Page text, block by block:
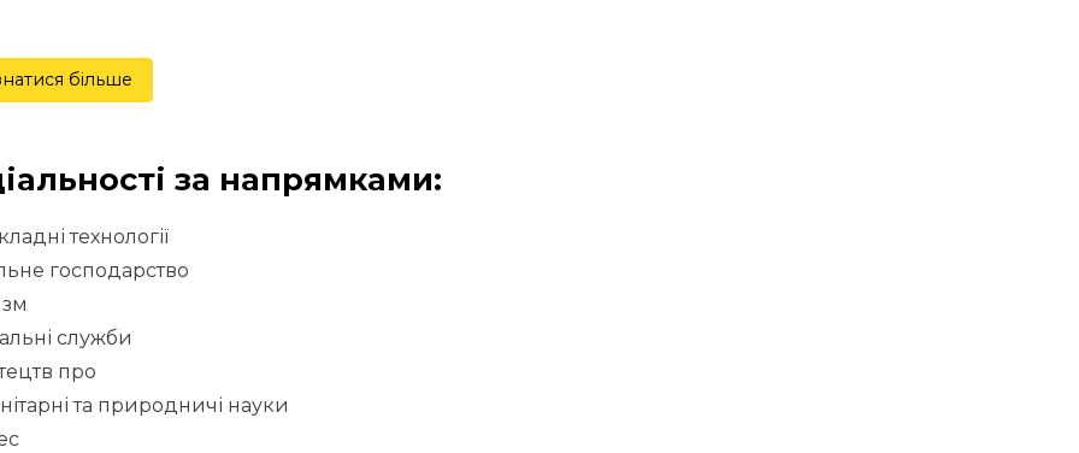
більше
за напрямками:
технології
господарство
служби
про
та природничі науки